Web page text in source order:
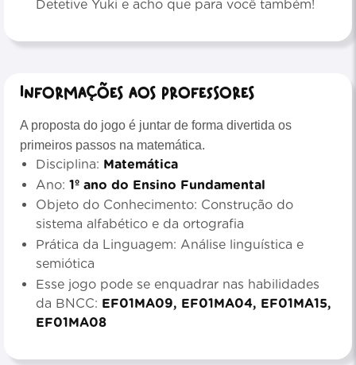
Detetive Yuki e acho que para você também!
Informações aos professores
A proposta do jogo é juntar de forma divertida os
primeiros passos na matemática.
Disciplina: Matemática
Ano: 1º ano do Ensino Fundamental
Objeto do Conhecimento: Construção do
sistema alfabético e da ortografia
Prática da Linguagem: Análise linguística e
semiótica
Esse jogo pode se enquadrar nas habilidades
da BNCC: EF01MA09, EF01MA04, EF01MA15,
EF01MA08